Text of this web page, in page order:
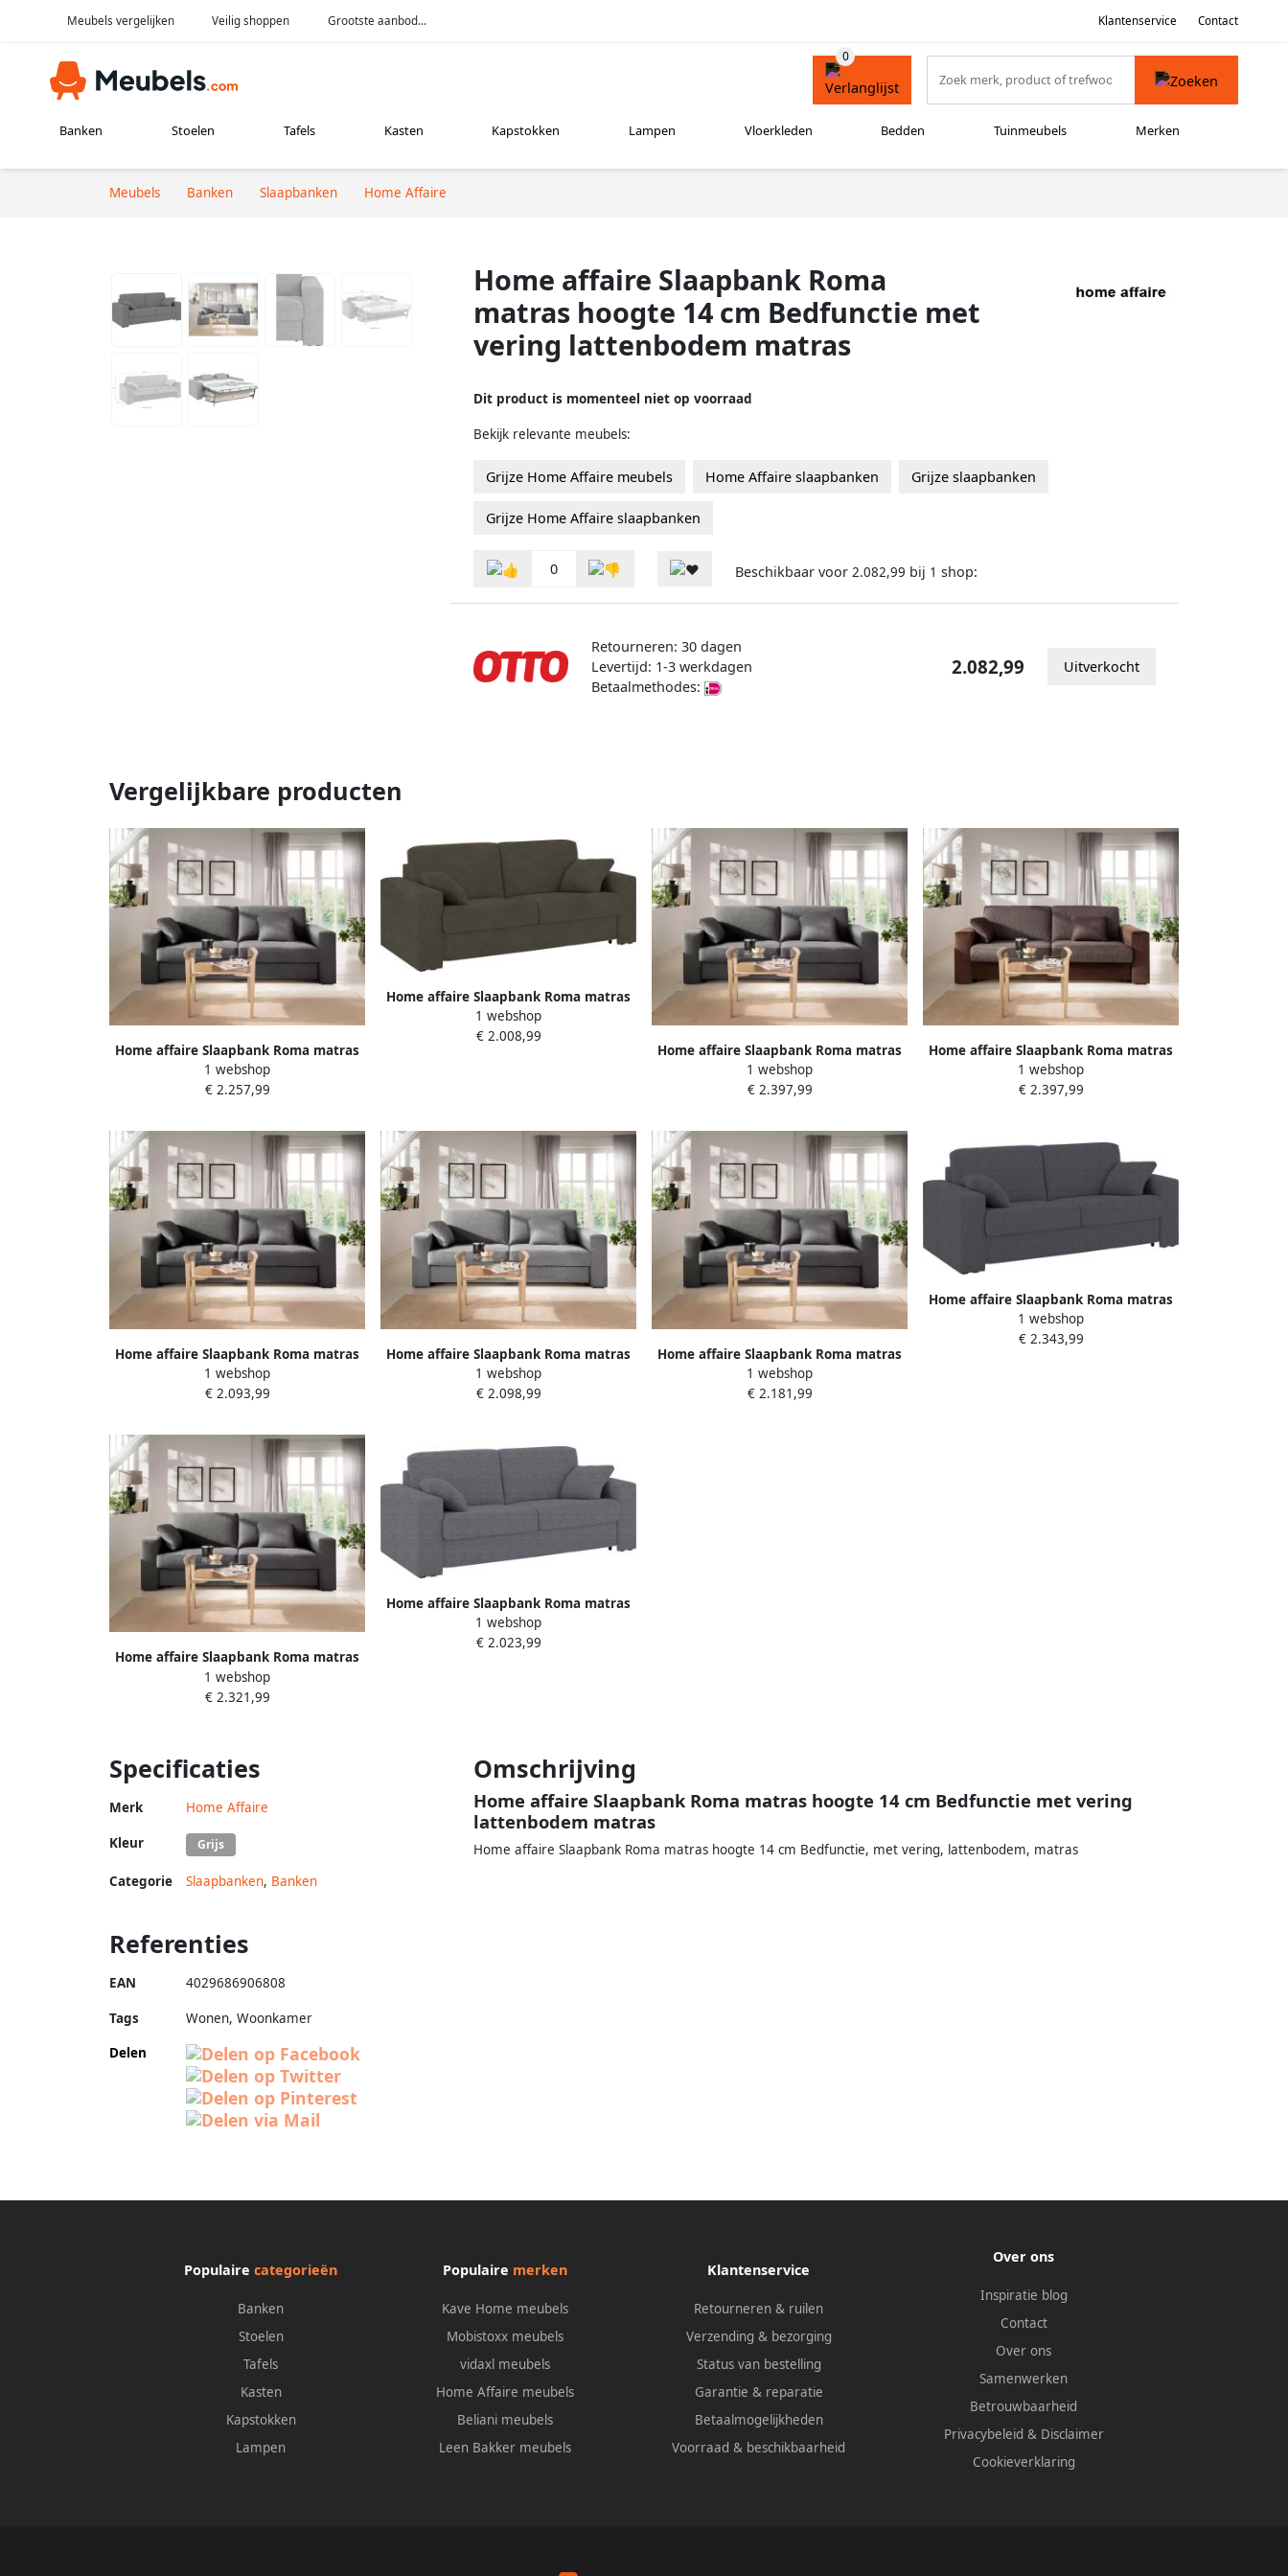
Meubels vergelijken Veilig shoppen Grootste aanbod... Klantenservice Contact
Banken Stoelen Tafels Kasten Kapstokken Lampen Vloerkleden Bedden Tuinmeubels Merken
Meubels Banken Slaapbanken Home Affaire
Home affaire Slaapbank Roma
matras hoogte 14 cm Bedfunctie met
vering lattenbodem matras
Dit product is momenteel niet op voorraad
Bekijk relevante meubels:
Grijze Home Affaire meubels Home Affaire slaapbanken Grijze slaapbanken
Grijze Home Affaire slaapbanken
0 Beschikbaar voor 2.082,99 bij 1 shop:
Retourneren: 30 dagen
Levertijd: 1-3 werkdagen
Betaalmethodes:
2.082,99 Uitverkocht
Vergelijkbare producten
Home affaire Slaapbank Roma matras
hoogte 14 cm Bedfunctie met vering
lattenbodem matras
1 webshop
€ 2.257,99
Home affaire Slaapbank Roma matras
hoogte 14 cm Bedfunctie met vering
lattenbodem matras
1 webshop
€ 2.008,99
Home affaire Slaapbank Roma matras
hoogte 14 cm Bedfunctie met vering
lattenbodem matras
1 webshop
€ 2.397,99
Home affaire Slaapbank Roma matras
hoogte 14 cm Bedfunctie met vering
lattenbodem matras
1 webshop
€ 2.397,99
Home affaire Slaapbank Roma matras
hoogte 14 cm Bedfunctie met vering
lattenbodem matras
1 webshop
€ 2.093,99
Home affaire Slaapbank Roma matras
hoogte 14 cm Bedfunctie met vering
lattenbodem matras
1 webshop
€ 2.098,99
Home affaire Slaapbank Roma matras
hoogte 14 cm Bedfunctie met vering
lattenbodem matras
1 webshop
€ 2.181,99
Home affaire Slaapbank Roma matras
hoogte 14 cm Bedfunctie met vering
lattenbodem matras
1 webshop
€ 2.343,99
Home affaire Slaapbank Roma matras
hoogte 14 cm Bedfunctie met vering
lattenbodem matras
1 webshop
€ 2.321,99
Home affaire Slaapbank Roma matras
hoogte 14 cm Bedfunctie met vering
lattenbodem matras
1 webshop
€ 2.023,99
Specificaties
Merk Home Affaire
Kleur Grijs
Categorie Slaapbanken, Banken
Omschrijving
Home affaire Slaapbank Roma matras hoogte 14 cm Bedfunctie met vering
lattenbodem matras
Home affaire Slaapbank Roma matras hoogte 14 cm Bedfunctie, met vering, lattenbodem, matras
Referenties
EAN 4029686906808
Tags
Wonen, Woonkamer
Delen
Populairecategorieën
Banken
Stoelen
Tafels
Kasten
Kapstokken
Lampen
Populaire merken
Kave Home meubels
Mobistoxx meubels
vidaxl meubels
Home Affaire meubels
Beliani meubels
Leen Bakker meubels
Klantenservice
Retourneren & ruilen
Verzending & bezorging
Status van bestelling
Garantie & reparatie
Betaalmogelijkheden
Voorraad & beschikbaarheid
Over ons
Inspiratie blog
Contact
Over ons
Samenwerken
Betrouwbaarheid
Privacybeleid & Disclaimer
Cookieverklaring